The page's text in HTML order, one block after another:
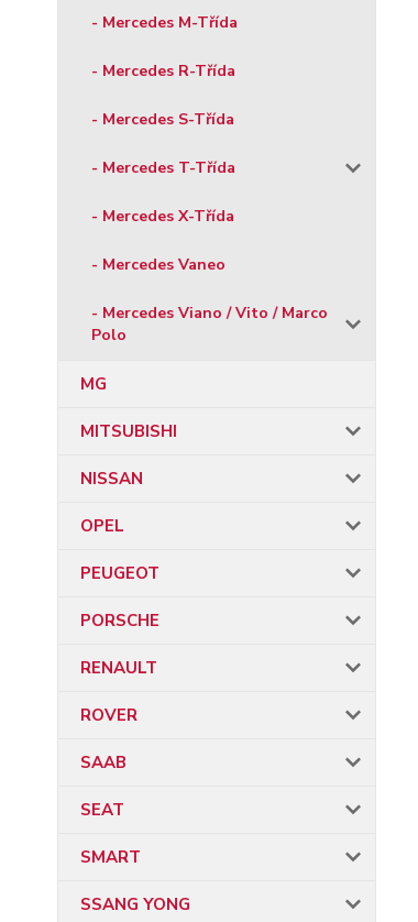
- Mercedes M-Třída
- Mercedes R-Třída
- Mercedes S-Třída
- Mercedes T-Třída
- Mercedes X-Třída
- Mercedes Vaneo
- Mercedes Viano / Vito / Marco
Polo
MG
MITSUBISHI
NISSAN
OPEL
PEUGEOT
PORSCHE
RENAULT
ROVER
SAAB
SEAT
SMART
SSANG YONG